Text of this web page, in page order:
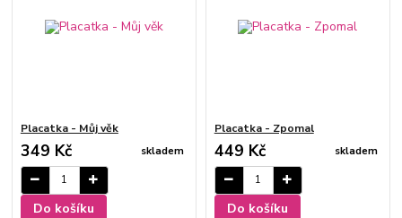
Placatka - Můj věk
349 Kč skladem
Do košíku
Placatka - Zpomal
449 Kč skladem
Do košíku